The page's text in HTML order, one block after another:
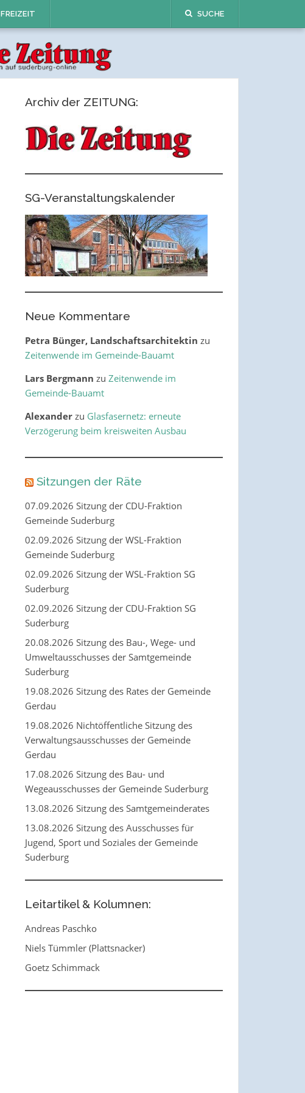
FREIZEIT SUCHE
Archiv der ZEITUNG:
SG-Veranstaltungskalender
Neue Kommentare
Petra Bünger, Landschaftsarchitektin zu
Zeitenwende im Gemeinde-Bauamt
Lars Bergmann zu Zeitenwende im
Gemeinde-Bauamt
Alexanderzu Glasfasernetz: erneute
Verzögerung beim kreisweiten Ausbau
Sitzungen der Räte
07.09.2026 Sitzung der CDU-Fraktion
Gemeinde Suderburg
02.09.2026 Sitzung der WSL-Fraktion
Gemeinde Suderburg
02.09.2026 Sitzung der WSL-Fraktion SG
Suderburg
02.09.2026 Sitzung der CDU-Fraktion SG
Suderburg
20.08.2026 Sitzung des Bau-, Wege- und
Umweltausschusses der Samtgemeinde
Suderburg
19.08.2026 Sitzung des Rates der Gemeinde
Gerdau
19.08.2026 Nichtöffentliche Sitzung des
Verwaltungsausschusses der Gemeinde
Gerdau
17.08.2026 Sitzung des Bau- und
Wegeausschusses der Gemeinde Suderburg
13.08.2026 Sitzung des Samtgemeinderates
13.08.2026 Sitzung des Ausschusses für
Jugend, Sport und Soziales der Gemeinde
Suderburg
Leitartikel & Kolumnen:
Andreas Paschko
Niels Tümmler (Plattsnacker)
Goetz Schimmack